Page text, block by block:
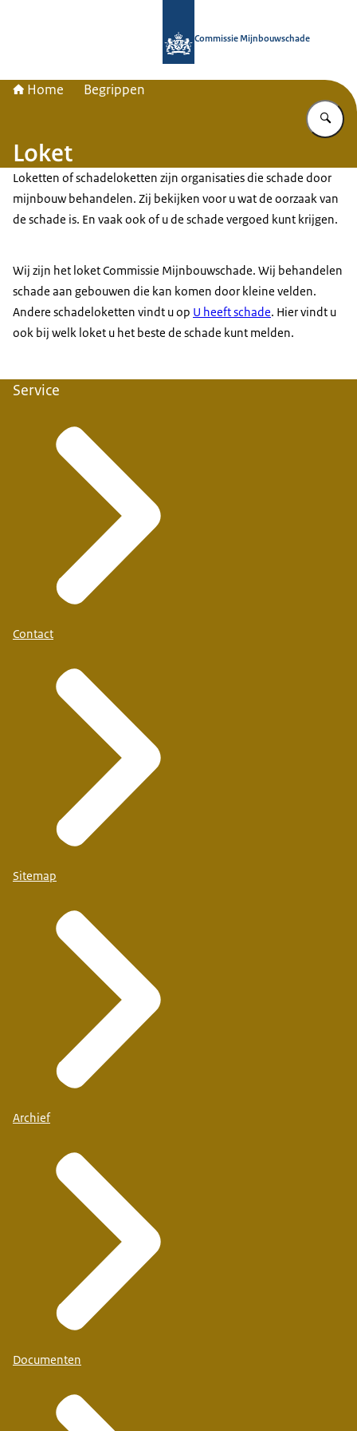
Commissie Mijnbouwschade
Home Begrippen
Loket
Loketten of schadeloketten zijn organisaties die schade door
mijnbouw behandelen. Zij bekijken voor u wat de oorzaak van
de schade is. En vaak ook of u de schade vergoed kunt krijgen.
Wij zijn het loket Commissie Mijnbouwschade. Wij behandelen
schade aan gebouwen die kan komen door kleine velden.
Andere schadeloketten vindt u op U heeft schade. Hier vindt u
ook bij welk loket u het beste de schade kunt melden.
Service
Contact
Sitemap
Archief
Documenten